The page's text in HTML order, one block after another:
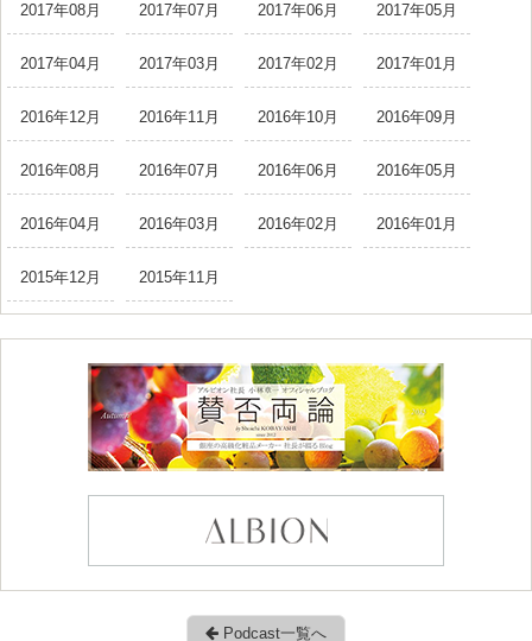
2017年08月 2017年07月 2017年06月 2017年05月
2017年04月 2017年03月 2017年02月 2017年01月
2016年12月 2016年11月 2016年10月 2016年09月
2016年08月 2016年07月 2016年06月 2016年05月
2016年04月 2016年03月 2016年02月 2016年01月
2015年12月 2015年11月
Podcast一覧へ